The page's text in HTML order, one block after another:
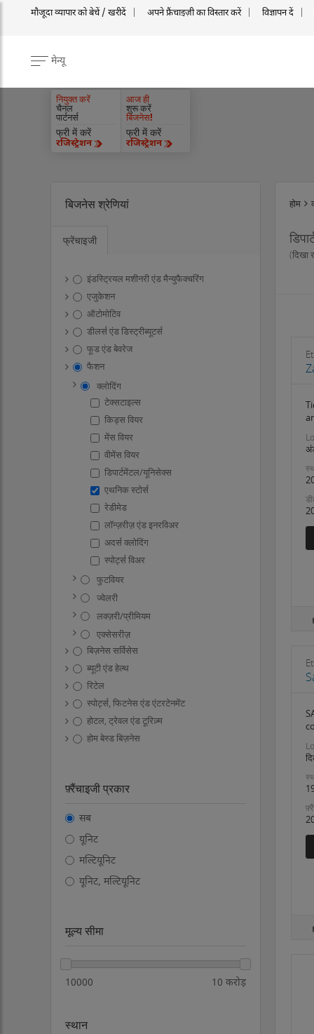
मौजूदा व्यापार को बेचें / खरीदें अपने फ्रैंचाइज़ी का विस्तार करें विज्ञापन दें
मेन्यू
नियुक्त करें
चैनल
पार्टनर्स
फ्री में करें
रजिस्ट्रेशन
आज ही
शुरू करें
बिजनेस!
फ्री में करें
रजिस्ट्रेशन
बिजनेस श्रेणियां
फ्रेंचाइजी
इंडस्ट्रियल मशीनरी एंड मैन्युफैक्चरिंग
एजुकेशन
ऑटोमोटिव
डीलर्स एंड डिस्ट्रीब्यूटर्स
फूड एंड बेवरेज
फैशन
क्लोदिंग
टेक्सटाइल्स
किड्स वियर
मेंस वियर
वीमेंस वियर
डिपार्टमेंटल/यूनिसेक्स
एथनिक स्टोर्स
रेडीमेड
लॉन्ज़रीज़ एंड इनरविअर
अदर्स क्लोदिंग
स्पोर्ट्स विअर
फुटवियर
ज्वेलरी
लक्ज़री/प्रीमियम
एक्सेसरीज़
बिज़नेस सर्विसेस
ब्यूटी एंड हेल्थ
रिटेल
स्पोर्ट्स, फिटनेस एंड एंटरटेनमेंट
होटल, ट्रेवल एंड टूरिज़्म
होम बेस्ड बिज़नेस
फ़्रैंचाइजी प्रकार
सब
यूनिट
मल्टियूनिट
यूनिट, मल्टियूनिट
मूल्य सीमा
10000 10 करोड़
स्थान
होम
(दिखा